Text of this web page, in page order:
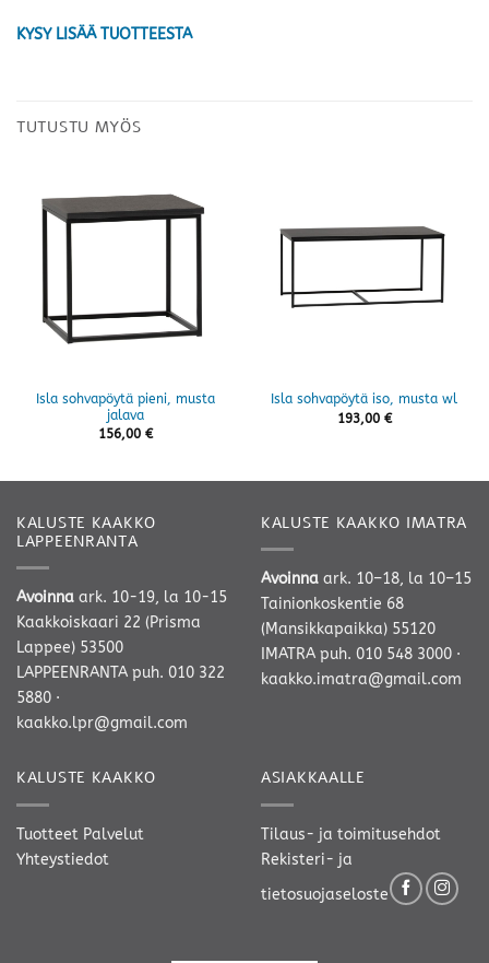
KYSY LISÄÄ TUOTTEESTA
TUTUSTU MYÖS
Isla sohvapöytä pieni, musta
jalava
156,00 €
Isla sohvapöytä iso, musta wl
193,00 €
KALUSTE KAAKKO
LAPPEENRANTA
Avoinna ark. 10-19, la 10-15
Kaakkoiskaari 22 (Prisma
Lappee) 53500
LAPPEENRANTA puh. 010 322
5880 ·
kaakko.lpr@gmail.com
KALUSTE KAAKKO IMATRA
Avoinna ark. 10–18, la 10–15
Tainionkoskentie 68
(Mansikkapaikka) 55120
IMATRA puh. 010 548 3000 ·
kaakko.imatra@gmail.com
KALUSTE KAAKKO
Tuotteet Palvelut
Yhteystiedot
ASIAKKAALLE
Tilaus- ja toimitusehdot
Rekisteri- ja
tietosuojaseloste